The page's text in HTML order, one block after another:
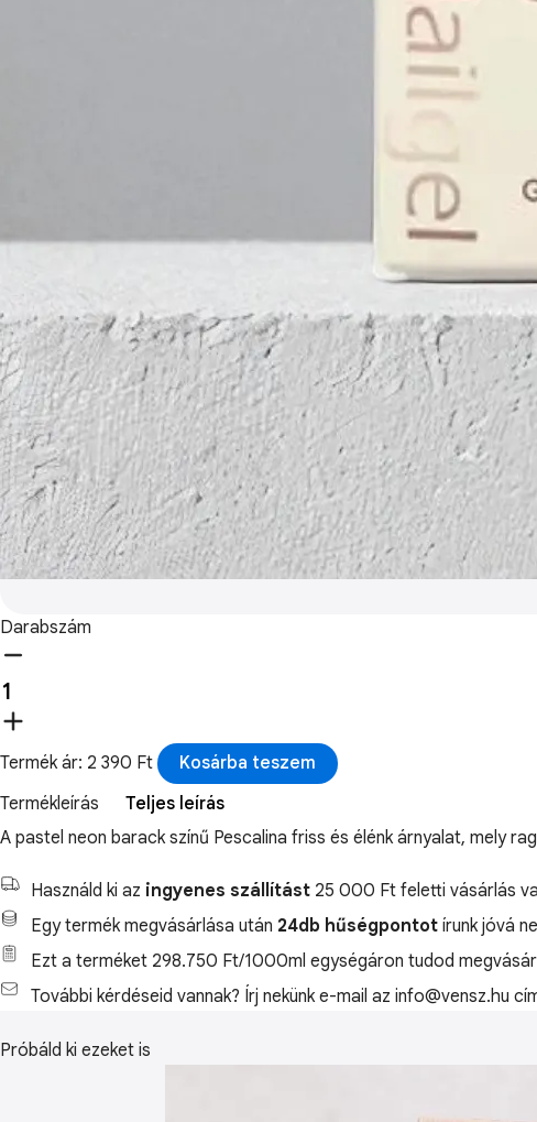
Darabszám
Termék ár: 2 390 Ft
Kosárba teszem
Termékleírás
Teljes leírás
A pastel neon barack színű Pescalina friss és élénk árnyalat, mely
Használd ki az ingyenes szállítást 25 000 Ft feletti vásárlás
Egy termék megvásárlása után 24db hűségpontot írunk jóvá
Ezt a terméket 298.750 Ft/1000ml egységáron tudod
További kérdéseid vannak? Írj nekünk e-mail az info@vensz.hu
Próbáld ki ezeket is